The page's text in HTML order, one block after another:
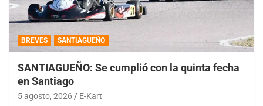
BREVES SANTIAGUEÑO
SANTIAGUEÑO: Se cumplió con la quinta fecha
en Santiago
5 agosto, 2026 E-Kart